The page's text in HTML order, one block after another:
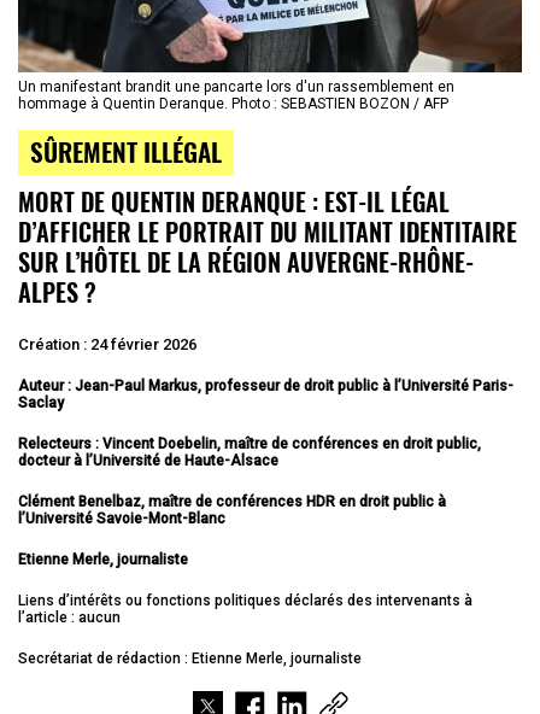
Un manifestant brandit une pancarte lors d'un rassemblement en
hommage à Quentin Deranque. Photo : SEBASTIEN BOZON / AFP
SÛREMENT ILLÉGAL
MORT DE QUENTIN DERANQUE : EST-IL LÉGAL
D’AFFICHER LE PORTRAIT DU MILITANT IDENTITAIRE
SUR L’HÔTEL DE LA RÉGION AUVERGNE-RHÔNE-
ALPES ?
Création : 24 février 2026
Auteur : Jean-Paul Markus, professeur de droit public à l’Université Paris-
Saclay
Relecteurs : Vincent Doebelin, maître de conférences en droit public,
docteur à l’Université de Haute-Alsace
Clément Benelbaz, maître de conférences HDR en droit public à
l’Université Savoie-Mont-Blanc
Etienne Merle, journaliste
Liens d’intérêts ou fonctions politiques déclarés des intervenants à
l’article : aucun
Secrétariat de rédaction : Etienne Merle, journaliste